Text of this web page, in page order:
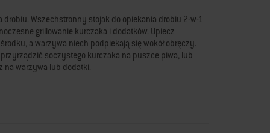
drobiu. Wszechstronny stojak do opiekania drobiu 2-w-1
grillowanie kurczaka i dodatków. Upiecz
a warzywa niech podpiekają się wokół obręczy.
soczystego kurczaka na puszce piwa, lub
na warzywa lub dodatki.
BBQ System do grilli na węgiel drzewny, grilli na